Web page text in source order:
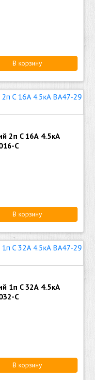
В корзину
2п C 16А 4.5кА
C
В корзину
1п C 32А 4.5кА
C
В корзину